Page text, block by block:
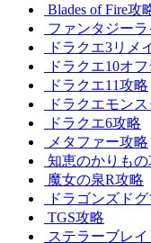
Blades of Fire攻
ファンタジー
ドラクエ3リメ
ドラクエ10オ
ドラクエ11攻略
ドラクエモン
ドラクエ6攻略
メタファー攻略
知恵のかりもの
魔女の泉R攻略
ドラゴンズド
TGS攻略
ステラーブレ